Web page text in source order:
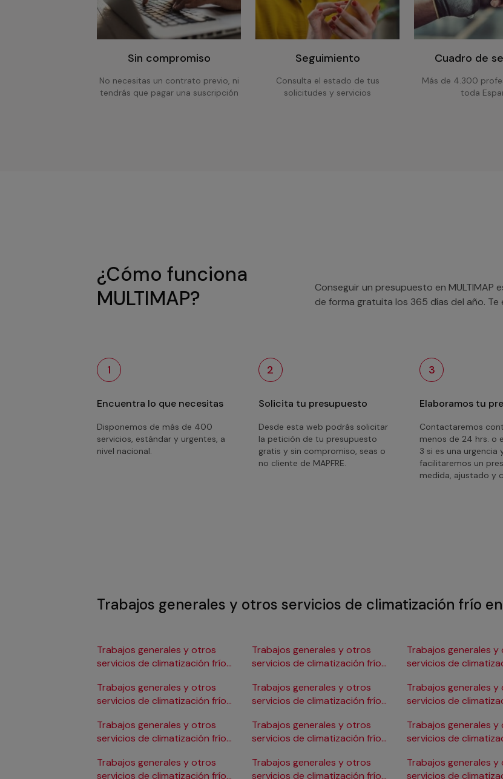
Sin compromiso
No necesitas un contrato previo, ni
tendrás que pagar una suscripción
Seguimiento
Consulta el estado de tus
solicitudes y servicios
Cuadro de
Más de 4.300
toda
¿Cómo funciona
MULTIMAP?
Conseguir un presupuesto en MULTIMAP
de forma gratuita los 365 días del año.
1
Encuentra lo que necesitas
Disponemos de más de 400
servicios, estándar y urgentes, a
nivel nacional.
2
Solicita tu presupuesto
Desde esta web podrás solicitar
la petición de tu presupuesto
gratis y sin compromiso, seas o
no cliente de MAPFRE.
3
Elaboramos tu
Contactaremos
menos de 24 hrs. o
3 si es una urgencia
facilitaremos un
medida, ajustado y
Trabajos generales y otros servicios de climatización frío en
Trabajos generales y otros
servicios de climatización frío
Trabajos generales y otros
servicios de climatización frío
Trabajos generales y otros
servicios de climatización frío
Trabajos generales y otros
servicios de climatización frío
Trabajos generales y otros
servicios de climatización frío
Trabajos generales y otros
servicios de climatización frío
Trabajos generales y otros
servicios de climatización frío
Trabajos generales y otros
servicios de climatización frío
Trabajos generales
servicios de
Trabajos generales
servicios de
Trabajos generales
servicios de
Trabajos generales
servicios de